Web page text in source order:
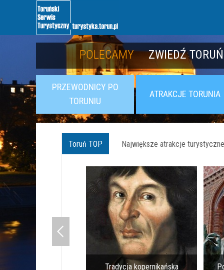
POLECAMY ZWIEDŹ
POLECAMY POZNAJ
PRZEWODNICY PO
TORUNIU
ATRAKCJE TORUNIA
Toruń TOP Największe atrakcje
Tradycja kopernikańska